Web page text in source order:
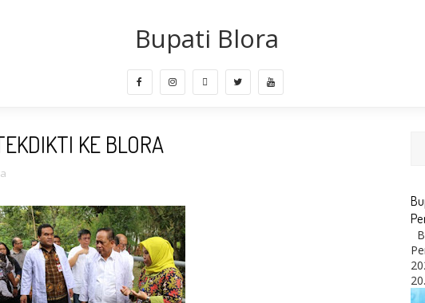
Bupati Blora
KE BLORA